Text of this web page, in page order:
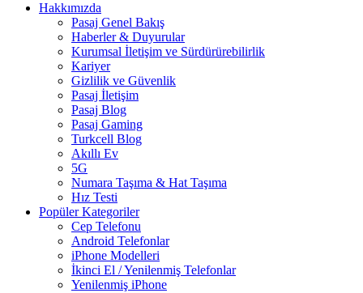
Hakkımızda
Pasaj Genel Bakış
Haberler & Duyurular
Kurumsal İletişim ve Sürdürürebilirlik
Kariyer
Gizlilik ve Güvenlik
Pasaj İletişim
Pasaj Blog
Pasaj Gaming
Turkcell Blog
Akıllı Ev
5G
Numara Taşıma & Hat Taşıma
Hız Testi
Popüler Kategoriler
Cep Telefonu
Android Telefonlar
iPhone Modelleri
İkinci El / Yenilenmiş Telefonlar
Yenilenmiş iPhone